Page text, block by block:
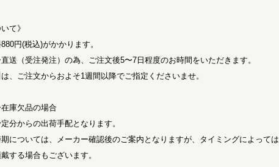
て》
円(税込)がかかります。
直送（受注発注）の為、ご注文後5〜7日程度のお時間をいただきます。
、ご注文からおよそ1週間以降でご指定くださいませ。
庫欠品の場合
分からの出荷手配となります。
については、メーカー確認後のご案内となりますが、タイミングによっては
する場合もございます。